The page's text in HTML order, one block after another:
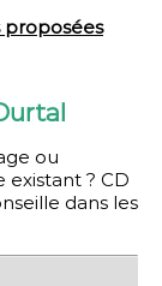
proposées
ou
? CD
dans les